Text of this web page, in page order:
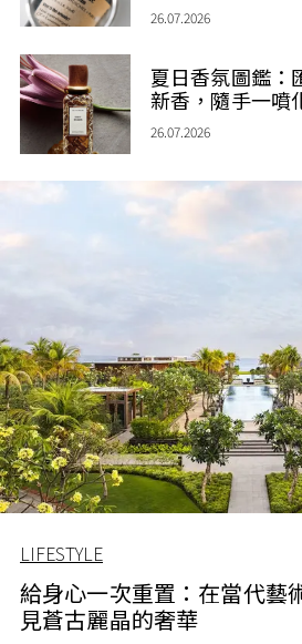
26.07.2026
夏日香氛圖鑑：
新香，隨手一噴
26.07.2026
LIFESTYLE
給身心一次重置：在當代藝
見蒼古麗晶的奢華